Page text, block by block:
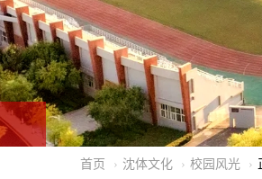
首页 沈体文化 校园风光